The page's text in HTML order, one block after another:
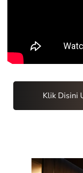
Klik Disini